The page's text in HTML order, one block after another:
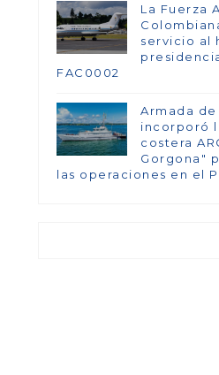
La Fuerza
servicio al
FAC0002
Armada
incorporó
costera
Gorgona"
las operaciones en el